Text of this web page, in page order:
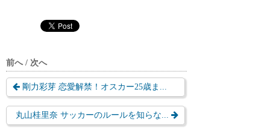
前へ / 次へ
剛力彩芽 恋愛解禁！オスカー25歳ま...
丸山桂里奈 サッカーのルールを知らな...